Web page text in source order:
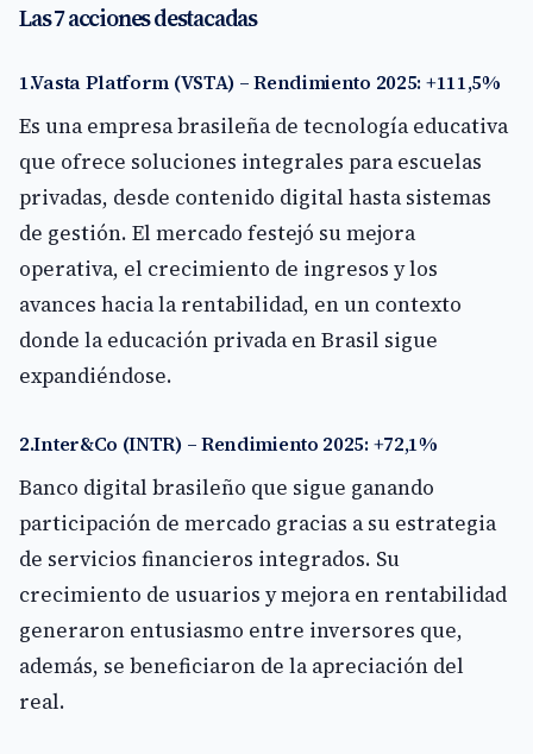
Las 7 acciones destacadas
1.Vasta Platform (VSTA) – Rendimiento 2025: +111,5%
Es una empresa brasileña de tecnología educativa
que ofrece soluciones integrales para escuelas
privadas, desde contenido digital hasta sistemas
de gestión. El mercado festejó su mejora
operativa, el crecimiento de ingresos y los
avances hacia la rentabilidad, en un contexto
donde la educación privada en Brasil sigue
expandiéndose.
2.Inter&Co (INTR) – Rendimiento 2025: +72,1%
Banco digital brasileño que sigue ganando
participación de mercado gracias a su estrategia
de servicios financieros integrados. Su
crecimiento de usuarios y mejora en rentabilidad
generaron entusiasmo entre inversores que,
además, se beneficiaron de la apreciación del
real.